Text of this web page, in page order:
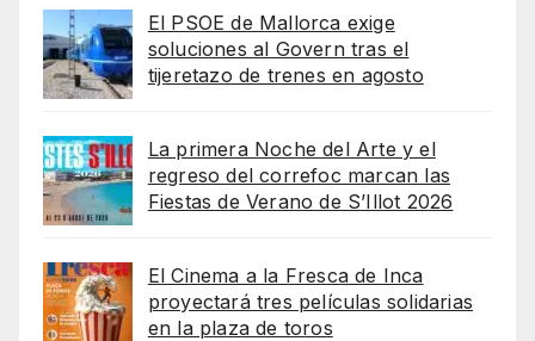
El PSOE de Mallorca exige
soluciones al Govern tras el
tijeretazo de trenes en agosto
La primera Noche del Arte y el
regreso del correfoc marcan las
Fiestas de Verano de S’Illot 2026
El Cinema a la Fresca de Inca
proyectará tres películas solidarias
en la plaza de toros